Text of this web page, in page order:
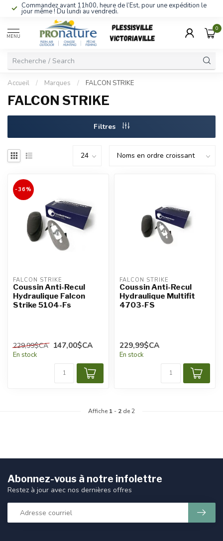
Commandez avant 11h00, heure de l’Est, pour une expédition le
jour même ! Du lundi au vendredi.
MENU
0
Accueil / Marques / FALCON STRIKE
FALCON STRIKE
Filtres
-36%
FALCON STRIKE
Coussin Anti-Recul
Hydraulique Falcon
Strike 5104-Fs
229,99$CA 147,00$CA
En stock
FALCON STRIKE
Coussin Anti-Recul
Hydraulique Multifit
4703-FS
229,99$CA
En stock
Affiche 1 - 2 de 2
Abonnez-vous à notre infolettre
Restez à jour avec nos dernières offres